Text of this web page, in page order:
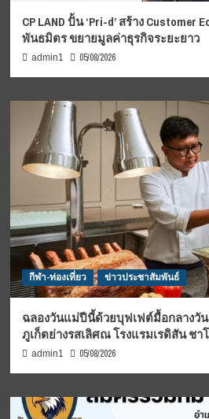
CP LAND ปั้น ‘Pri-d’ สร้าง
พันธมิตร ขยายมูลค่าธุรกิจระยะยาว
admin1 05/08/2026
กีฬา-ท่องเที่ยว ข่าวประชาสัมพันธ์
ฉลองวันแม่ปีนี้ด้วยบุฟเฟต์มื้อกลางวั
ภูเก็ตย่างรสเลิศณ โรงแรมเรดิสัน ชา
admin1 05/08/2026